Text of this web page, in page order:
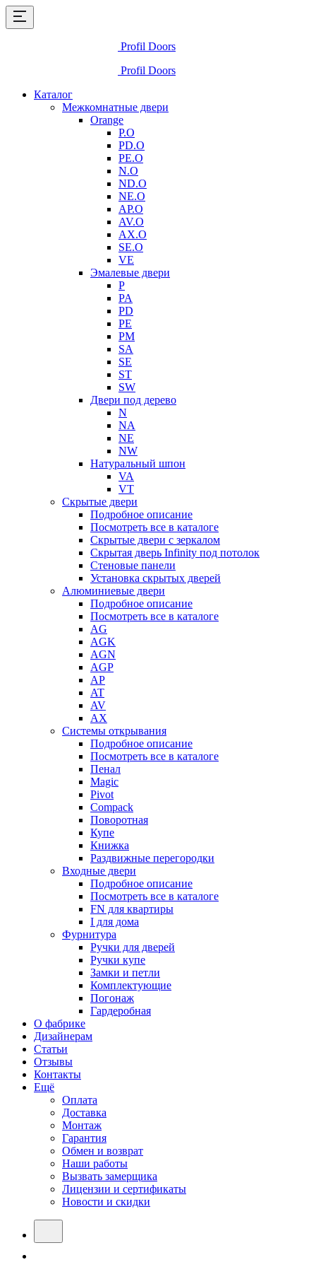
Profil Doors
Profil Doors
Каталог
Межкомнатные двери
Orange
P.O
PD.O
PE.O
N.O
ND.O
NE.O
AP.O
AV.O
AX.O
SE.O
VE
Эмалевые двери
P
PA
PD
PE
PM
SA
SE
ST
SW
Двери под дерево
N
NA
NE
NW
Натуральный шпон
VA
VT
Скрытые двери
Подробное описание
Посмотреть все в каталоге
Скрытые двери с зеркалом
Скрытая дверь Infinity под потолок
Стеновые панели
Установка скрытых дверей
Алюминиевые двери
Подробное описание
Посмотреть все в каталоге
AG
AGK
AGN
AGP
AP
AT
AV
AX
Системы открывания
Подробное описание
Посмотреть все в каталоге
Пенал
Magic
Pivot
Compack
Поворотная
Купе
Книжка
Раздвижные перегородки
Входные двери
Подробное описание
Посмотреть все в каталоге
FN для квартиры
I для дома
Фурнитура
Ручки для дверей
Ручки купе
Замки и петли
Комплектующие
Погонаж
Гардеробная
О фабрике
Дизайнерам
Статьи
Отзывы
Контакты
Ещё
Оплата
Доставка
Монтаж
Гарантия
Обмен и возврат
Наши работы
Вызвать замерщика
Лицензии и сертификаты
Новости и скидки